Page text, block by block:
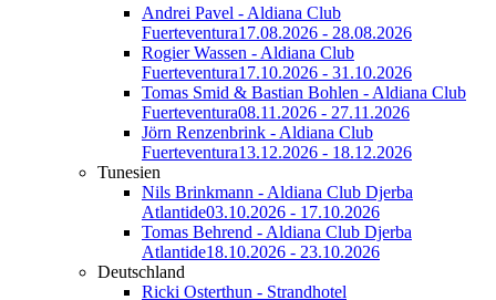
Andrei Pavel - Aldiana Club
Fuerteventura17.08.2026 - 28.08.2026
Rogier Wassen - Aldiana Club
Fuerteventura17.10.2026 - 31.10.2026
Tomas Smid & Bastian Bohlen - Aldiana Club
Fuerteventura08.11.2026 - 27.11.2026
Jörn Renzenbrink - Aldiana Club
Fuerteventura13.12.2026 - 18.12.2026
Tunesien
Nils Brinkmann - Aldiana Club Djerba
Atlantide03.10.2026 - 17.10.2026
Tomas Behrend - Aldiana Club Djerba
Atlantide18.10.2026 - 23.10.2026
Deutschland
Ricki Osterthun - Strandhotel